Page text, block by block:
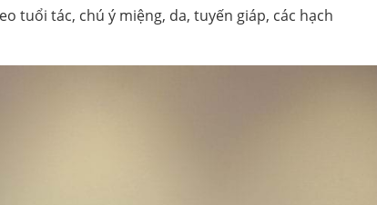
tuổi tác, chú ý miệng, da, tuyến giáp, các hạch